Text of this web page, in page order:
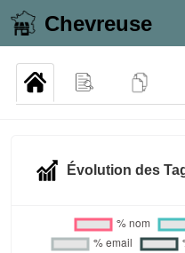
Chevreuse
Évolution des